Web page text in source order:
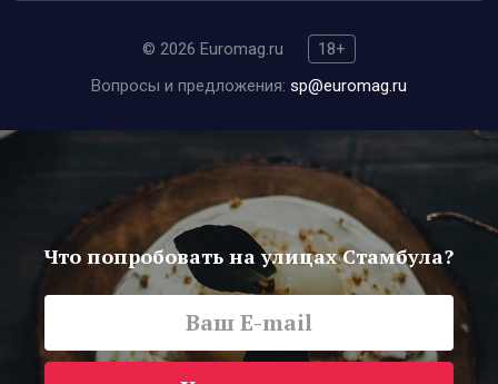
© 2026 Euromag.ru
18+
Вопросы и предложения: sp@euromag.ru
Что попробовать на улицах Стамбула?